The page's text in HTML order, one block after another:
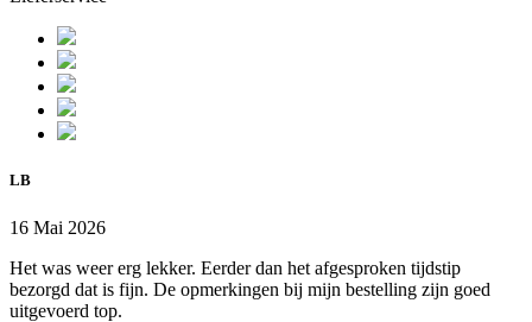
LB
16 Mai 2026
Het was weer erg lekker. Eerder dan het afgesproken tijdstip
bezorgd dat is fijn. De opmerkingen bij mijn bestelling zijn goed
uitgevoerd top.